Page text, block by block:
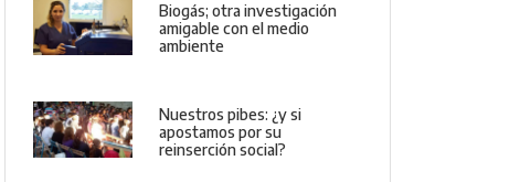
Biogás; otra investigación
amigable con el medio
ambiente
Nuestros pibes: ¿y si
apostamos por su
reinserción social?